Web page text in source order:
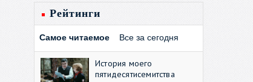
Рейтинги
Самое читаемое Все за сегодня
История моего
пятидесятисемитства